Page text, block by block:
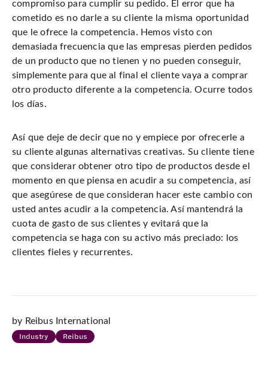
compromiso para cumplir su pedido. El error que ha
cometido es no darle a su cliente la misma oportunidad
que le ofrece la competencia. Hemos visto con
demasiada frecuencia que las empresas pierden pedidos
de un producto que no tienen y no pueden conseguir,
simplemente para que al final el cliente vaya a comprar
otro producto diferente a la competencia. Ocurre todos
los días.
Así que deje de decir que no y empiece por ofrecerle a
su cliente algunas alternativas creativas. Su cliente tiene
que considerar obtener otro tipo de productos desde el
momento en que piensa en acudir a su competencia, así
que asegúrese de que consideran hacer este cambio con
usted antes acudir a la competencia. Así mantendrá la
cuota de gasto de sus clientes y evitará que la
competencia se haga con su activo más preciado: los
clientes fieles y recurrentes.
by Reibus International
Industry Reibus